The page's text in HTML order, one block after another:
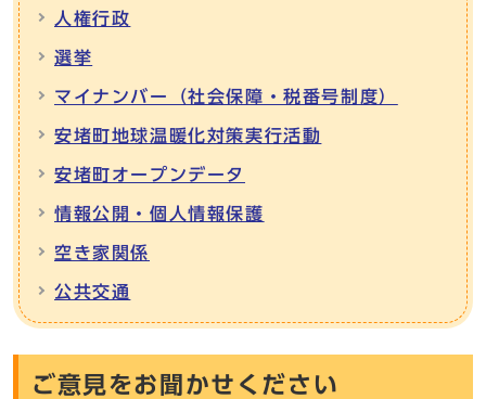
人権行政
選挙
マイナンバー（社会保障・税番号制度）
安堵町地球温暖化対策実行活動
安堵町オープンデータ
情報公開・個人情報保護
空き家関係
公共交通
ご意見をお聞かせください